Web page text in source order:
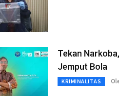
Tekan
Jemput Bola
KRIMINALITAS